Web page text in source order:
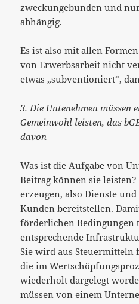
zweckungebunden und
abhängig.
Es ist also mit allen
von Erwerbsarbeit nicht
etwas „subventioniert“,
3. Die Untenehmen müssen
Gemeinwohl leisten, das
davon
Was ist die Aufgabe von
Beitrag können sie
erzeugen, also Dienste
Kunden bereitstellen.
förderlichen Bedingungen
entsprechende
Sie wird aus Steuermitteln
die im
wiederholt dargelegt
müssen von einem